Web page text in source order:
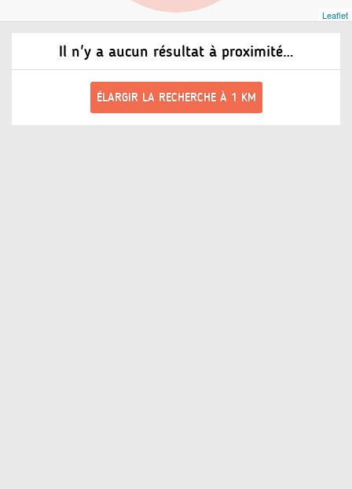
Il n'y a aucun résultat à proximité…
ÉLARGIR LA RECHERCHE À 1 KM
Leaflet